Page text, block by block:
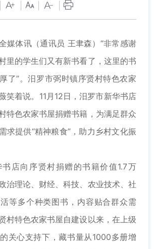
体讯（通讯员 王聿森）“非常感谢
里的学生们又有新书看了，这里的书
了”。汨罗市弼时镇序贤村特色农家
笑着说。11月12日，汨罗市新华书店
特色农家书屋捐赠书籍，为满足群众
求提供“精神粮食”，助力乡村文化振
向序贤村捐赠的书籍价值1.7万
治理论、财经、科技、农业技术、社
等多个种类图书，内容贴合群众需
村特色农家书屋自建设以来，在上级
关心支持下，藏书量从1000多册增